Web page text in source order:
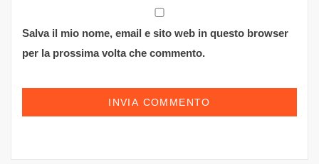
Salva il mio nome, email e sito web in questo browser
per la prossima volta che commento.